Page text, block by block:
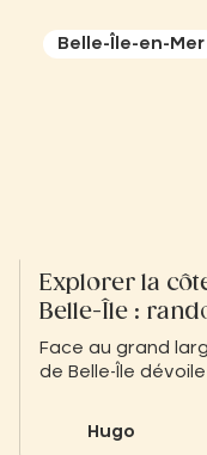
Belle-Île-en-Mer
Explorer la
Belle-Île :
paysages bruts
Face au grand
de Belle-Île
par Monet aux
Hugo